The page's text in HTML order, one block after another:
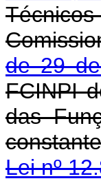
de 29
FCINPI
das
Lei nº